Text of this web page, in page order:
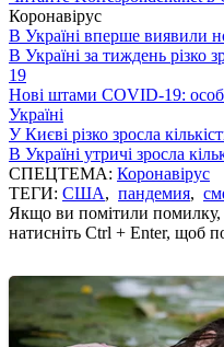
Коронавірус
В Україні вперше виявили
В Україні за тиждень різко
19
Нові штами COVID-19:
Україні
У Києві різко зросла
В Україні утричі зросла
СПЕЦТЕМА: Коронавірус
ТЕГИ: США, пандемия,
Якщо ви помітили помилку,
натисніть Ctrl + Enter, щоб